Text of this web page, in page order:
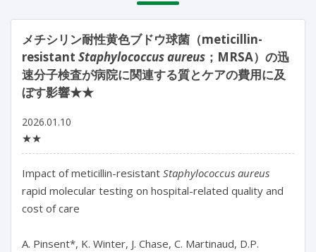
メチシリン耐性黄色ブドウ球菌（meticillin-
resistant Staphylococcus aureus ；MRSA）の迅
速分子検査が病院に関連する質とケアの費用に及
ぼす影響★★
2026.01.10
★★
Impact of meticillin-resistant
rapid molecular testing on hospital-related quality and
cost of care
A. Pinsent*, K. Winter, J. Chase, C. Martinaud, D.P.